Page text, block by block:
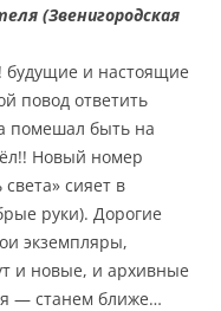
(Звенигородская
и настоящие
повод ответить
помешал быть на
Новый номер
сияет в
руки). Дорогие
экземпляры,
и новые, и архивные
— станем ближе…